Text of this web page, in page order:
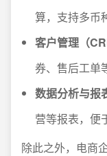
算，支持多币
客户管理（
券、售后工单
数据分析与报
营等报表，便
除此之外，电商